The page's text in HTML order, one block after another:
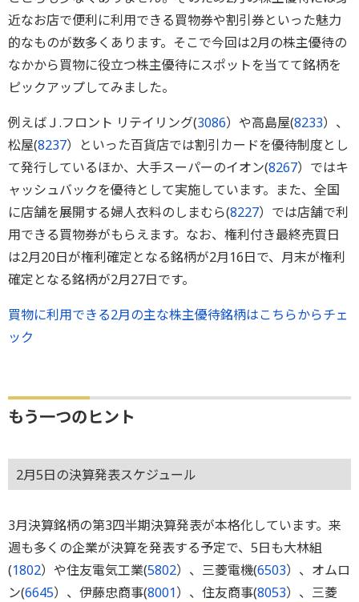
近なお店で便利に利用できる買物券や割引券といった魅力
的なものが数多くあります。そこで今回は2月の株主優待の
なかから買物に役立つ株主優待にスポットを当てて銘柄を
ピックアップしてみました。
例えばＪ.フロント リテイリング(3086）や高島屋(8233）、
松屋(8237）といった百貨店では割引カードを優待制度とし
て発行しているほか、大手スーパーのイオン(8267）ではキ
ャッシュバックを優待として実施しています。また、全国
に店舗を展開する婦人衣料のしまむら(8227）では店舗で利
用できる買物券がもらえます。なお、権利付き最終売買日
は2月20日が権利確定となる銘柄が2月16日で、月末が権利
確定となる銘柄が2月27日です。
買物に利用できる2月の主な株主優待銘柄はこちらからチェ
ック
もう一つのヒント
2月5日の決算発表スケジュール
3月決算銘柄の第3四半期決算発表が本格化しています。来
週も多くの企業が決算を発表する予定で、5日も大林組
(1802）や住友電気工業(5802）、三菱電機(6503）、オムロ
ン(6645）、伊藤忠商事(8001）、住友商事(8053）、三菱